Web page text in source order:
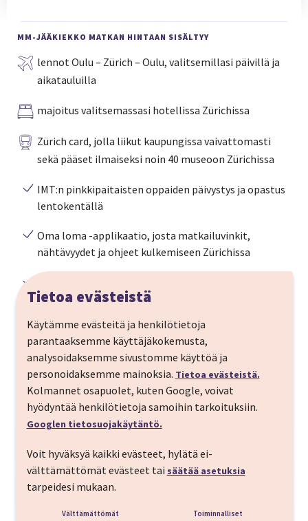
MM-JÄÄKIEKKO MATKAN HINTAAN SISÄLTYY
lennot Oulu – Zürich – Oulu, valitsemillasi päivillä ja
aikatauluilla
majoitus valitsemassasi hotellissa Zürichissa
Zürich card, jolla liikut kaupungissa vaivattomasti
sekä pääset ilmaiseksi noin 40 museoon Zürichissa
IMT:n pinkkipaitaisten oppaiden päivystys ja opastus
lentokentällä
Oma loma -applikaatio, josta matkailuvinkit,
nähtävyydet ja ohjeet kulkemiseen Zürichissa
Peliliputjuuri niihin peleihin jotka itse haluat saat
näppärästi ostettua matkavarauksesi yhteydessä. Vapaat
peliliput löydät matkan lisäpalveluista samalta sivulta kun
syötät matkustajien tiedot varaukseen.
Lähdetään kannustamaan leijonia Zürichiin, nyt myös
Oulun lennoilla! Voit valita lentopäiväsi, aikataulusi
Matkaohjelma
MENOPÄIVÄ
Tietoa evästeistä
Käytämme evästeitä ja henkilötietoja
parantaaksemme käyttäjäkokemusta,
analysoidaksemme sivustomme käyttöä ja
personoidaksemme mainoksia. Tietoa evästeistä.
Kolmannet osapuolet, kuten Google, voivat
hyödyntää henkilötietoja samoihin tarkoituksiin.
Googlen tietosuojakäytäntö.
Voit hyväksyä kaikki evästeet, hylätä ei-
välttämättömät evästeet tai säätää asetuksia
tarpeidesi mukaan.
Välttämättömät Toiminnalliset